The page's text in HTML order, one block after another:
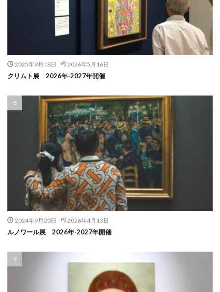
2025年9月18日 2026年5月16日
クリムト展 2026年-2027年開催
2024年9月20日 2026年4月13日
ルノワール展 2026年-2027年開催